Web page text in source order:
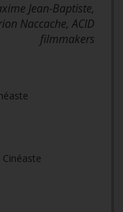
Jean-Baptiste,
Naccache, ACID
filmmakers
Cinéaste